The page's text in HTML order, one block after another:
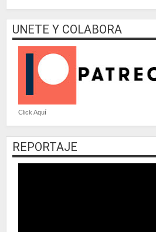
UNETE Y COLABORA
Click Aquí
REPORTAJE